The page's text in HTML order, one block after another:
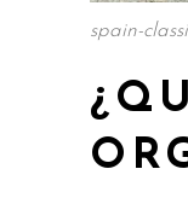
spain-